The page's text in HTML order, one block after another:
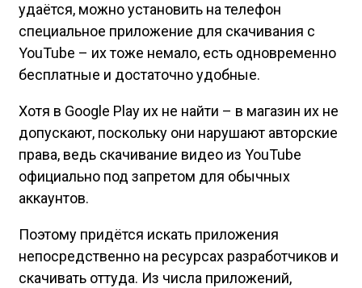
удаётся, можно установить на телефон
специальное приложение для скачивания с
YouTube – их тоже немало, есть одновременно
бесплатные и достаточно удобные.
Хотя в Google Play их не найти – в магазин их не
допускают, поскольку они нарушают авторские
права, ведь скачивание видео из YouTube
официально под запретом для обычных
аккаунтов.
Поэтому придётся искать приложения
непосредственно на ресурсах разработчиков и
скачивать оттуда. Из числа приложений,